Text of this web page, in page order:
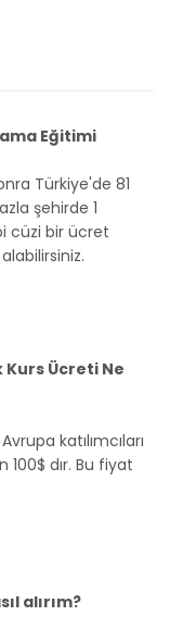
Eğitimi
Türkiye'de 81
şehirde 1
cüzi bir ücret
Kurs Ücreti Ne
katılımcıları
100$ dır. Bu fiyat
alırım?